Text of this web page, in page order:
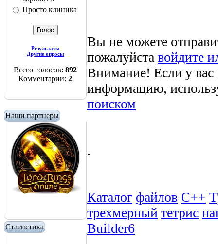
Просто клиника
Результаты
Другие опросы
Всего голосов: 892
Комментарии: 2
Наши партнеры
Статистика
Вы не можете
пожалуйста войдите
Внимание! Если у
информацию,
поиском
.
Каталог файлов C++
трехмерный тетрис
Builder6